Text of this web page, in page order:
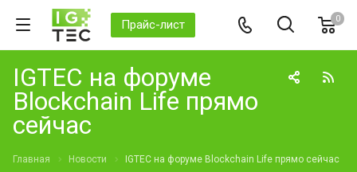
Прайс-лист 0
IGTEC на форуме
Blockchain Life прямо
сейчас
Главная Новости IGTEC на форуме Blockchain Life прямо сейчас